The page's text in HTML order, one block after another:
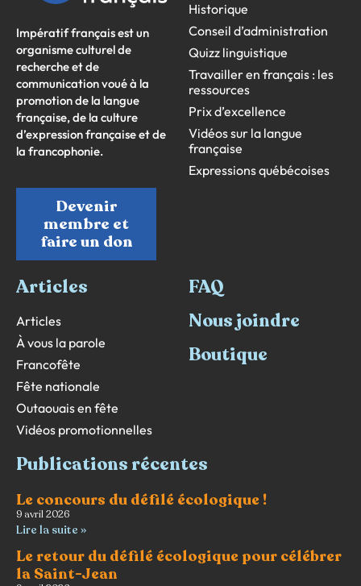
Impératif français est un
organisme culturel de
recherche et de
communication voué à la
promotion de la langue
française, de la culture
d’expression française et de
la francophonie.
Devenir
membre et
faire un don
Historique
Conseil d’administration
Quizz linguistique
Travailler en français : les
ressources
Prix d’excellence
Vidéos sur la langue
française
Expressions québécoises
Articles
Articles
À vous la parole
Francofête
Fête nationale
Outaouais en fête
Vidéos promotionnelles
FAQ
Nous joindre
Boutique
Publications récentes
Le concours du défilé écologique !
9 avril 2026
Lire la suite »
Le retour du défilé écologique pour célébrer
la Saint-Jean